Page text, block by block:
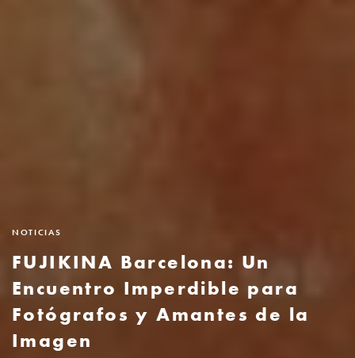
NOTICIAS
FUJIKINA Barcelona: Un
Encuentro Imperdible para
Fotógrafos y Amantes de la
Imagen